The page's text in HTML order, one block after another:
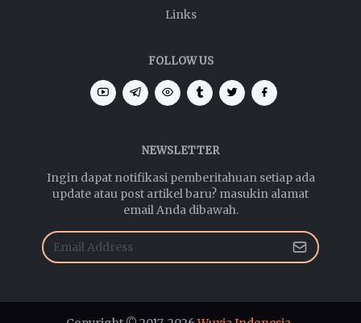
Links
FOLLOW US
NEWSLETTER
Ingin dapat notifikasi pemberitahuan setiap ada
update atau post artikel baru? masukin alamat
email Anda dibawah.